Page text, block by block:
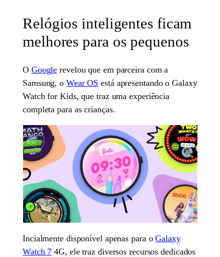
Relógios inteligentes ficam
melhores para os pequenos
O Google revelou que em parceira com a
Samsung, o Wear OS está apresentando o Galaxy
Watch for Kids, que traz uma experiência
completa para as crianças.
Incialmente disponível apenas para oGalaxy
Watch 7 4G, ele traz diversos recursos dedicados